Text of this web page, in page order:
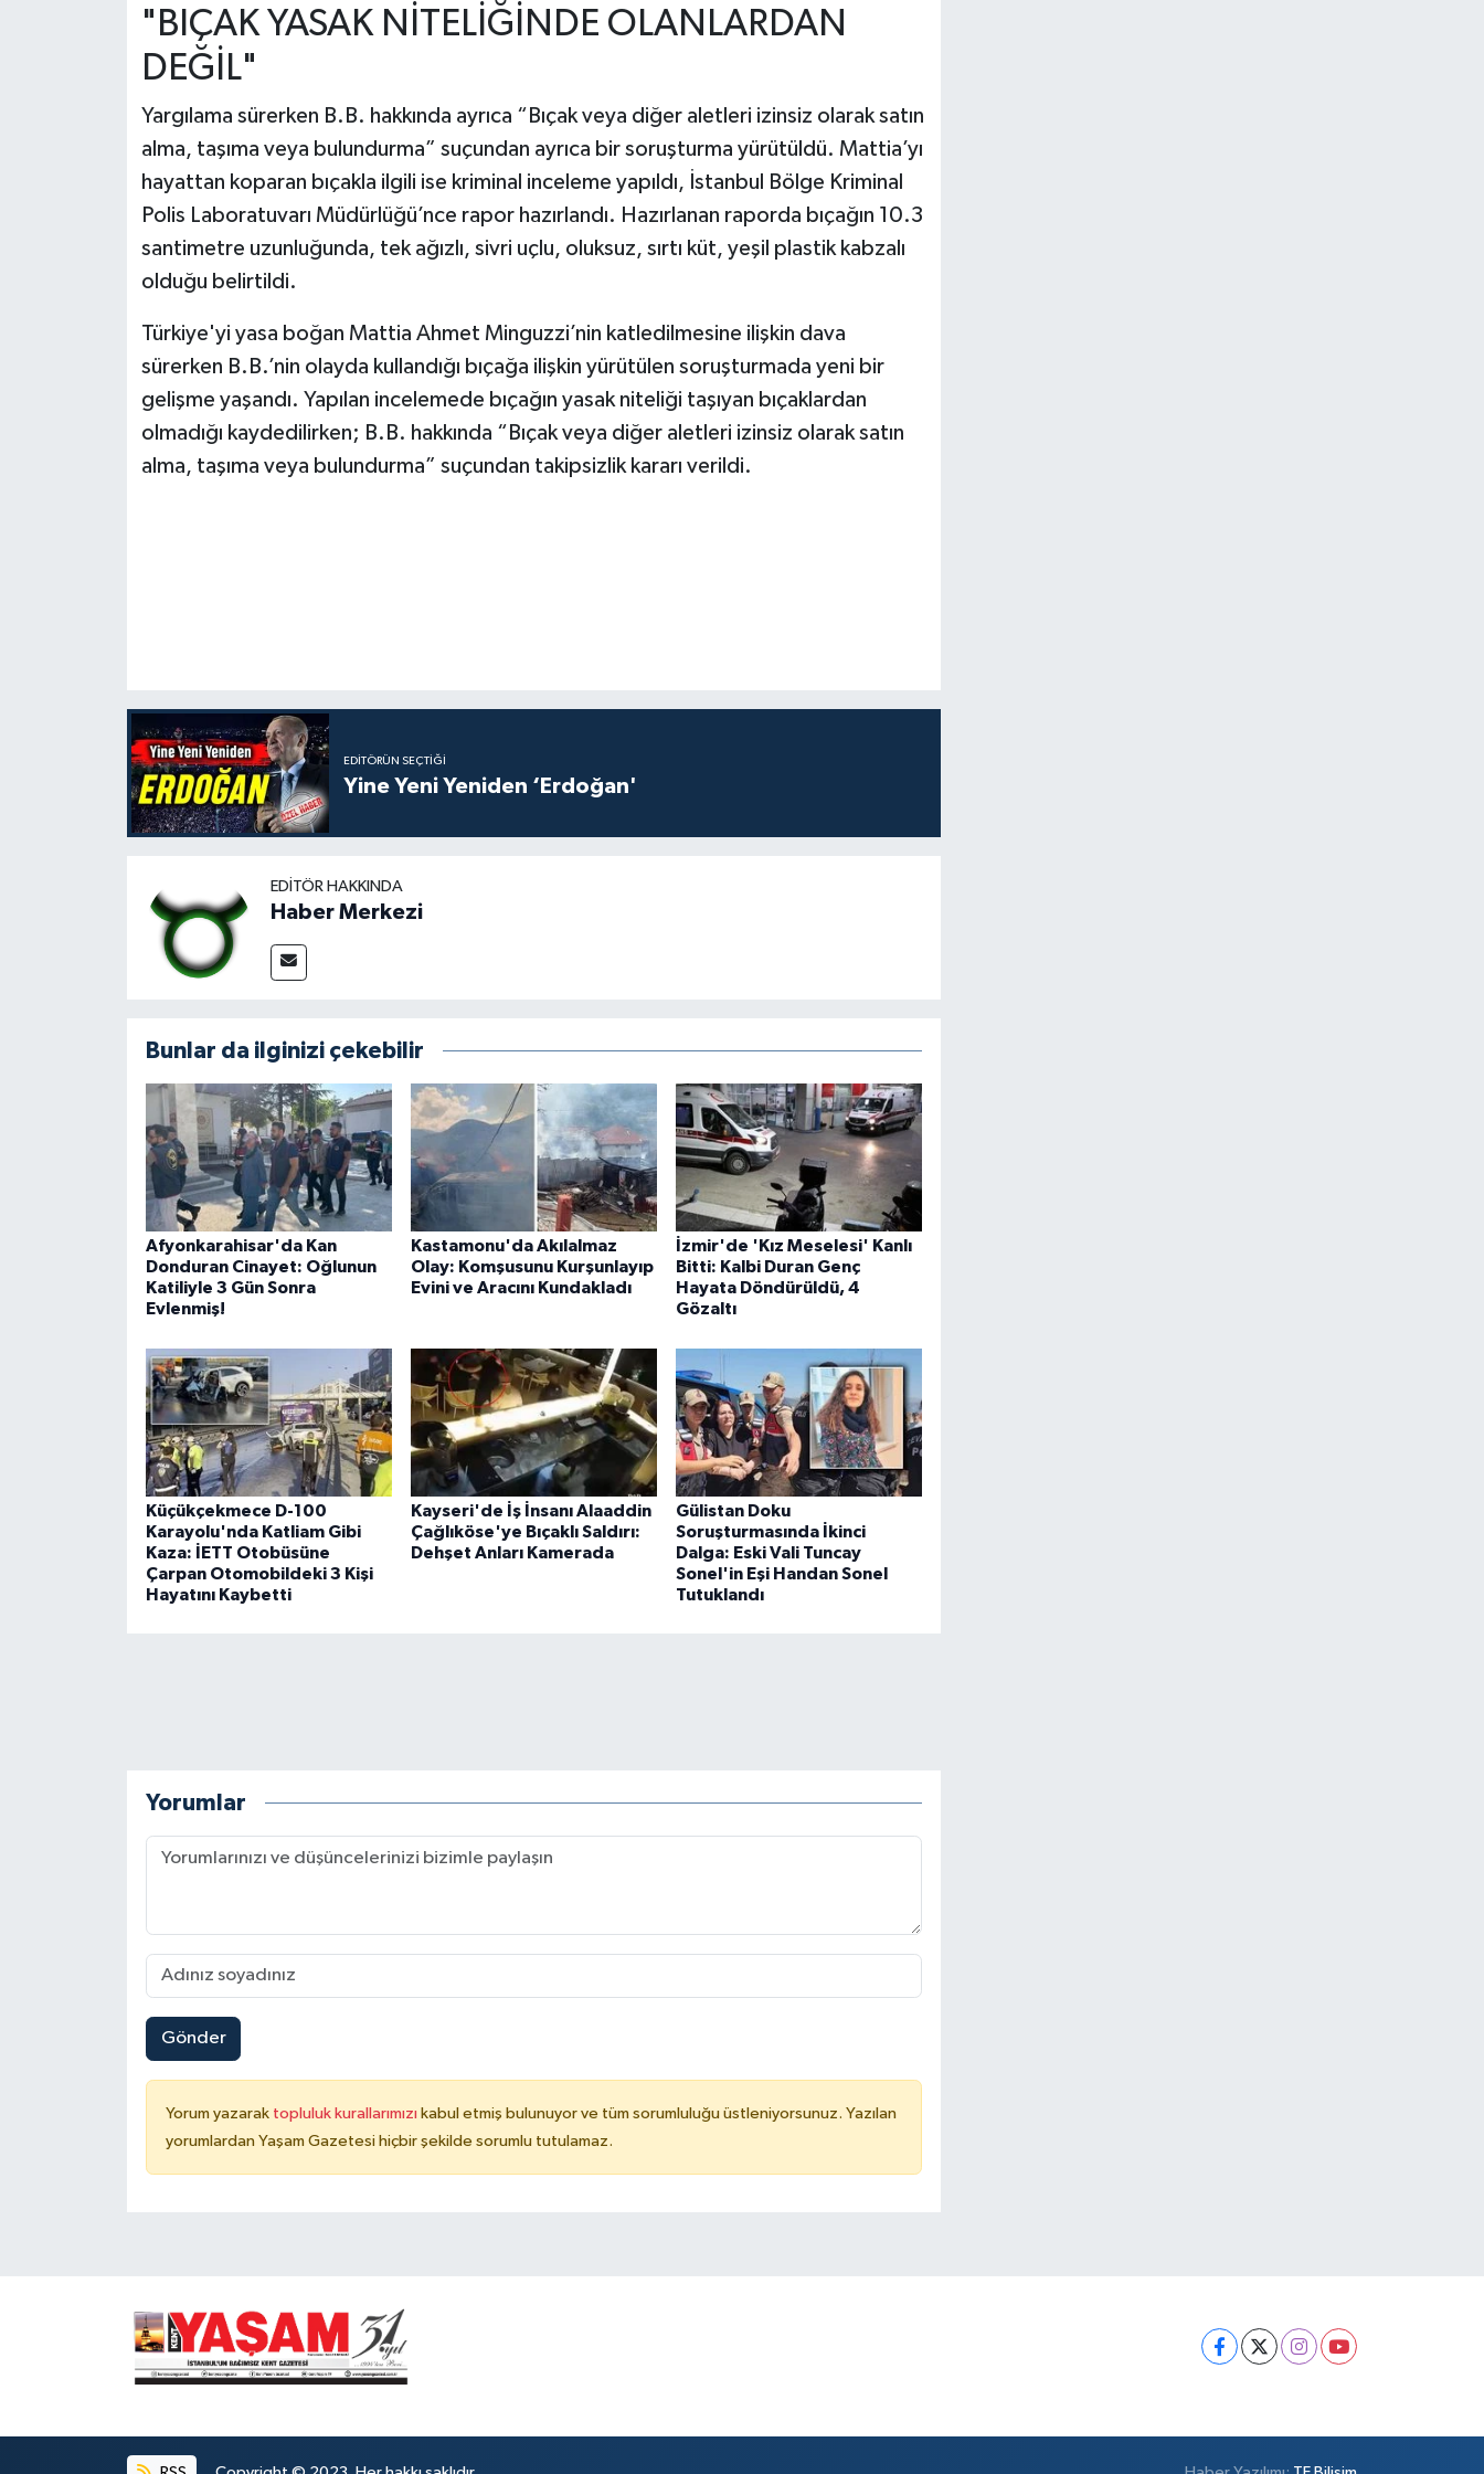
"BIÇAK YASAK NİTELİĞİNDE OLANLARDAN
DEĞİL"
Yargılama sürerken B.B. hakkında ayrıca “Bıçak veya diğer aletleri izinsiz olarak satın
alma, taşıma veya bulundurma” suçundan ayrıca bir soruşturma yürütüldü. Mattia’yı
hayattan koparan bıçakla ilgili ise kriminal inceleme yapıldı, İstanbul Bölge Kriminal
Polis Laboratuvarı Müdürlüğü’nce rapor hazırlandı. Hazırlanan raporda bıçağın 10.3
santimetre uzunluğunda, tek ağızlı, sivri uçlu, oluksuz, sırtı küt, yeşil plastik kabzalı
olduğu belirtildi.
Türkiye'yi yasa boğan Mattia Ahmet Minguzzi’nin katledilmesine ilişkin dava
sürerken B.B.’nin olayda kullandığı bıçağa ilişkin yürütülen soruşturmada yeni bir
gelişme yaşandı. Yapılan incelemede bıçağın yasak niteliği taşıyan bıçaklardan
olmadığı kaydedilirken; B.B. hakkında “Bıçak veya diğer aletleri izinsiz olarak satın
alma, taşıma veya bulundurma” suçundan takipsizlik kararı verildi.
EDITÖRÜN SEÇTIĞI
Yine Yeni Yeniden ‘Erdoğan'
EDITÖR HAKKINDA
Haber Merkezi
Bunlar da ilginizi çekebilir
Afyonkarahisar'da Kan
Donduran Cinayet: Oğlunun
Katiliyle 3 Gün Sonra
Evlenmiş!
Kastamonu'da Akılalmaz
Olay: Komşusunu Kurşunlayıp
Evini ve Aracını Kundakladı
İzmir'de 'Kız Meselesi' Kanlı
Bitti: Kalbi Duran Genç
Hayata Döndürüldü, 4
Gözaltı
Küçükçekmece D-100
Karayolu'nda Katliam Gibi
Kaza: İETT Otobüsüne
Çarpan Otomobildeki 3 Kişi
Hayatını Kaybetti
Kayseri'de İş İnsanı Alaaddin
Çağlıköse'ye Bıçaklı Saldırı:
Dehşet Anları Kamerada
Gülistan Doku
Soruşturmasında İkinci
Dalga: Eski Vali Tuncay
Sonel'in Eşi Handan Sonel
Tutuklandı
Yorumlar
Gönder
Yorum yazarak topluluk kurallarımızı kabul etmiş bulunuyor ve tüm sorumluluğu üstleniyorsunuz. Yazılan
yorumlardan Yaşam Gazetesi hiçbir şekilde sorumlu tutulamaz.